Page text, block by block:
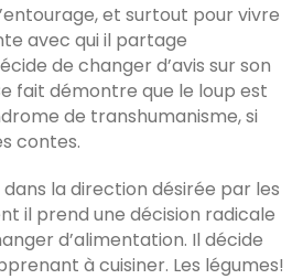
et surtout pour vivre
avec qui il partage
de changer d’avis sur son
fait démontre que le loup est
de transhumanisme, si
contes.
la direction désirée par les
il prend une décision radicale
d’alimentation. Il décide
à cuisiner. Les légumes!